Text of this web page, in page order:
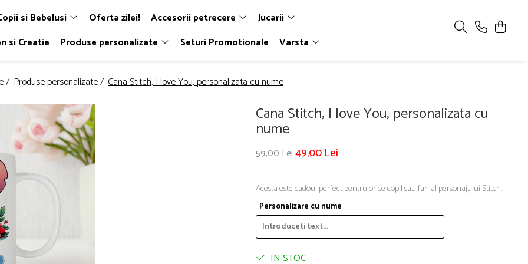
si Bebelusi Oferta zilei! Accesorii petrecere
Jucarii
si Creatie
Produse personalizate Seturi Promotionale Varsta
/ Produse personalizate / Cana Stitch, I love You, personalizata cu nume
Cana Stitch, I love You, personalizata cu
nume
59,00 Lei49,00 Lei
Acesta este cadoul perfect pentru orice copil sau fan al personajului Stitch.
Personalizare cu nume
IN STOC